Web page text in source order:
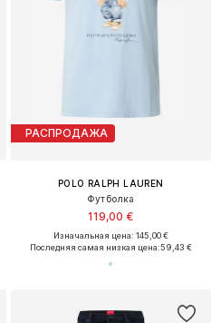
РАСПРОДАЖА
POLO RALPH LAUREN
Футболка
119,00 €
Изначальная цена: 145,00 €
Последняя самая низкая цена:59,43 €